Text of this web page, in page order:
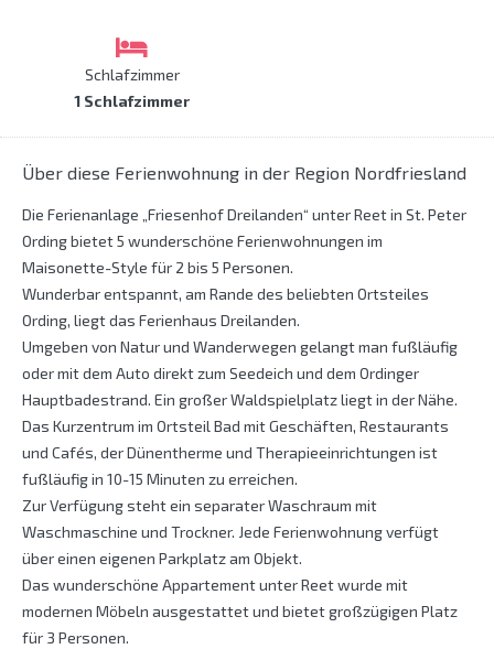
Schlafzimmer
1 Schlafzimmer
Über diese Ferienwohnung in der Region Nordfriesland
Die Ferienanlage „Friesenhof Dreilanden“ unter Reet in St. Peter
Ording bietet 5 wunderschöne Ferienwohnungen im
Maisonette-Style für 2 bis 5 Personen.
Wunderbar entspannt, am Rande des beliebten Ortsteiles
Ording, liegt das Ferienhaus Dreilanden.
Umgeben von Natur und Wanderwegen gelangt man fußläufig
oder mit dem Auto direkt zum Seedeich und dem Ordinger
Hauptbadestrand. Ein großer Waldspielplatz liegt in der Nähe.
Das Kurzentrum im Ortsteil Bad mit Geschäften, Restaurants
und Cafés, der Dünentherme und Therapieeinrichtungen ist
fußläufig in 10-15 Minuten zu erreichen.
Zur Verfügung steht ein separater Waschraum mit
Waschmaschine und Trockner. Jede Ferienwohnung verfügt
über einen eigenen Parkplatz am Objekt.
Das wunderschöne Appartement unter Reet wurde mit
modernen Möbeln ausgestattet und bietet großzügigen Platz
für 3 Personen.